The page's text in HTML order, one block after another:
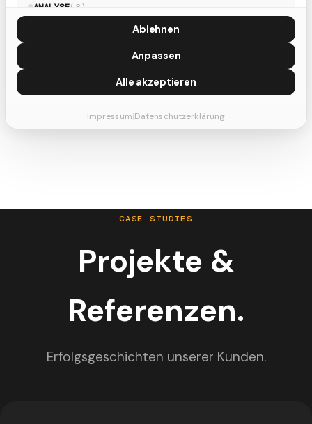
Kostenloses 45-minütiges Erstgespräch zu Ihrer KI-
Frage. Sie wählen vorab Ihr Thema, wir kommen mit
einer Einschätzung. Mit Patrick Lorenz.
Zur Sprechstunde
CASE STUDIES
Projekte &
Referenzen.
Erfolgsgeschichten unserer Kunden.
ANALYSE( 3)
MARKETING(5)
Ablehnen
Anpassen
Alle akzeptieren
Impressum|Datenschutzerklärung